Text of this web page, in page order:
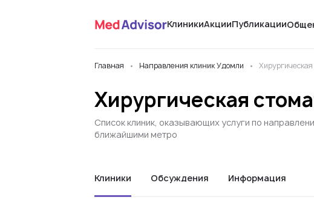
КлиникиАкцииПубликации
Главная Направления клиник Удомли
Хирургическая
Список клиник, оказывающих услуги по
ближайшими метро
Клиники Обсуждения Информация